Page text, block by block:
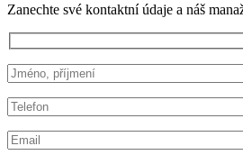
Zanechte své kontaktní údaje a náš